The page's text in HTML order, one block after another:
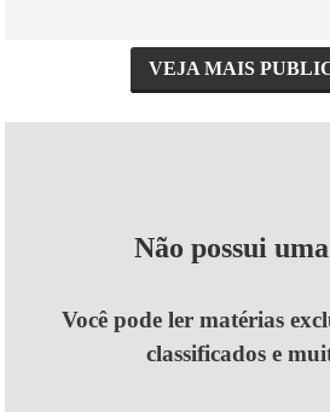
VEJA MAIS
Não possui
Você pode ler matérias
classificados e